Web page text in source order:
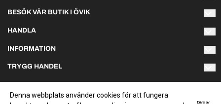
Varmt välkommen att kontakta oss om du har några frågor!
info@naturliganorrland.se
Telefon 073-141 75 03
BESÖK VÅR BUTIK I ÖVIK
891 38 Örnsköldsvik
Sommartider:
Måndag & torsdag 10-18
Tisdag - onsdag 10-17
HANDLA
Villkor
Kontakta oss
Skapa konto
INFORMATION
Om oss
TRYGG HANDEL
arbetsdagar. Handlar du för över 750 kr bjuder vi på frakten.
Denna webbplats använder cookies för att fungera
Drivs av